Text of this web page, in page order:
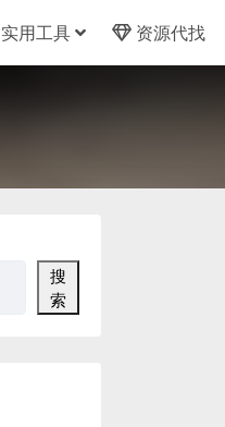
实用工具 资源代找
搜
索